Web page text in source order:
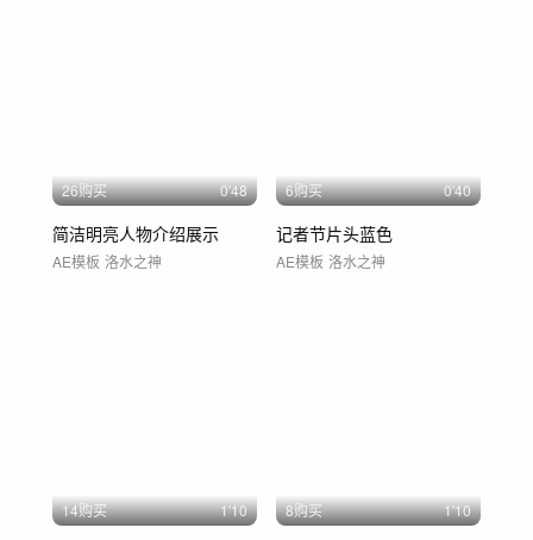
26购买 0'48
简洁明亮人物介绍展示
AE模板 洛水之神
6购买 0'40
记者节片头蓝色
AE模板 洛水之神
14购买 1'10 8购买 1'10